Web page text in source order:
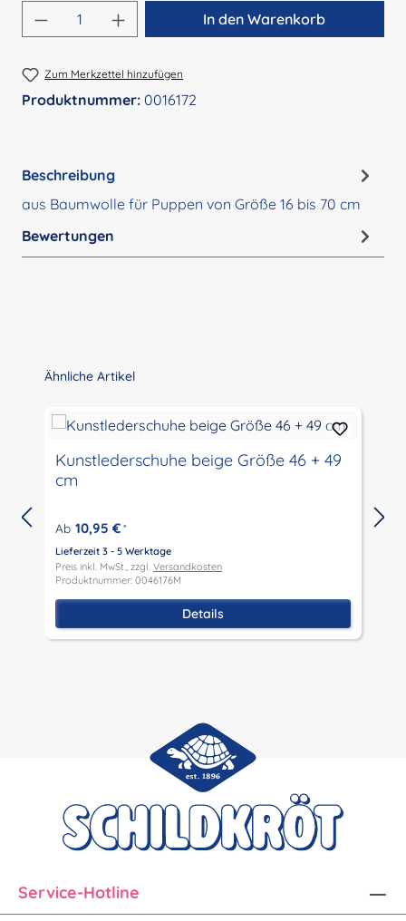
Produkt Anzahl: Gib den gewünschten
In den Warenkorb
Zum Merkzettel hinzufügen
Produktnummer: 0016172
Beschreibung
aus Baumwolle für Puppen von Größe 16 bis 70 cm
Bewertungen
Produktgalerie überspringen
Ähnliche Artikel
Kunstlederschuhe beige Größe 46 + 49
cm
Ab 10,95 € *
Lieferzeit 3 - 5 Werktage
Preis inkl. MwSt., zzgl. Versandkosten
Produktnummer: 0046176M
Details
Service-Hotline